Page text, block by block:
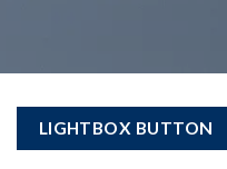
LIGHTBOX BUTTON